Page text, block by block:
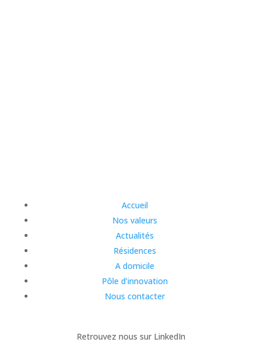
Accueil
Nos valeurs
Actualités
Résidences
A domicile
Pôle d’innovation
Nous contacter
Retrouvez nous sur LinkedIn